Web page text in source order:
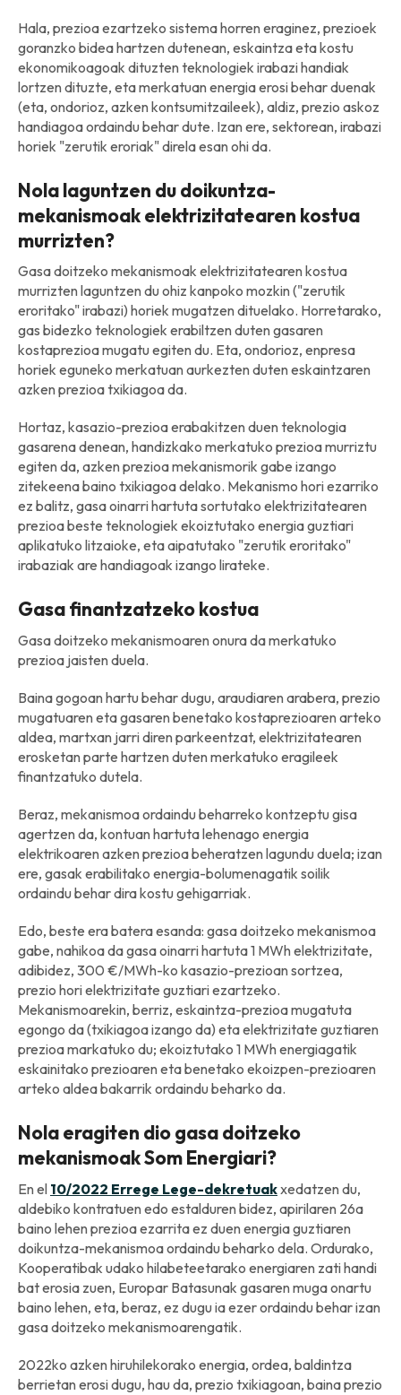
Hala, prezioa ezartzeko sistema horren eraginez, prezioek
goranzko bidea hartzen dutenean, eskaintza eta kostu
ekonomikoagoak dituzten teknologiek irabazi handiak
lortzen dituzte, eta merkatuan energia erosi behar duenak
(eta, ondorioz, azken kontsumitzaileek), aldiz, prezio askoz
handiagoa ordaindu behar dute. Izan ere, sektorean, irabazi
horiek "zerutik eroriak" direla esan ohi da.
Nola laguntzen du doikuntza-
mekanismoak elektrizitatearen kostua
murrizten?
Gasa doitzeko mekanismoak elektrizitatearen kostua
murrizten laguntzen du ohiz kanpoko mozkin ("zerutik
eroritako" irabazi) horiek mugatzen dituelako. Horretarako,
gas bidezko teknologiek erabiltzen duten gasaren
kostaprezioa mugatu egiten du. Eta, ondorioz, enpresa
horiek eguneko merkatuan aurkezten duten eskaintzaren
azken prezioa txikiagoa da.
Hortaz, kasazio-prezioa erabakitzen duen teknologia
gasarena denean, handizkako merkatuko prezioa murriztu
egiten da, azken prezioa mekanismorik gabe izango
zitekeena baino txikiagoa delako. Mekanismo hori ezarriko
ez balitz, gasa oinarri hartuta sortutako elektrizitatearen
prezioa beste teknologiek ekoiztutako energia guztiari
aplikatuko litzaioke, eta aipatutako "zerutik eroritako"
irabaziak are handiagoak izango lirateke.
Gasa finantzatzeko kostua
Gasa doitzeko mekanismoaren onura da merkatuko
prezioa jaisten duela.
Baina gogoan hartu behar dugu, araudiaren arabera, prezio
mugatuaren eta gasaren benetako kostaprezioaren arteko
aldea, martxan jarri diren parkeentzat, elektrizitatearen
erosketan parte hartzen duten merkatuko eragileek
finantzatuko dutela.
Beraz, mekanismoa ordaindu beharreko kontzeptu gisa
agertzen da, kontuan hartuta lehenago energia
elektrikoaren azken prezioa beheratzen lagundu duela; izan
ere, gasak erabilitako energia-bolumenagatik soilik
ordaindu behar dira kostu gehigarriak.
Edo, beste era batera esanda: gasa doitzeko mekanismoa
gabe, nahikoa da gasa oinarri hartuta 1 MWh elektrizitate,
adibidez, 300 €/MWh-ko kasazio-prezioan sortzea,
prezio hori elektrizitate guztiari ezartzeko.
Mekanismoarekin, berriz, eskaintza-prezioa mugatuta
egongo da (txikiagoa izango da) eta elektrizitate guztiaren
prezioa markatuko du; ekoiztutako 1 MWh energiagatik
eskainitako prezioaren eta benetako ekoizpen-prezioaren
arteko aldea bakarrik ordaindu beharko da.
Nola eragiten dio gasa doitzeko
mekanismoak Som Energiari?
En el 10/2022 Errege Lege-dekretuakxedatzen du,
aldebiko kontratuen edo estalduren bidez, apirilaren 26a
baino lehen prezioa ezarrita ez duen energia guztiaren
doikuntza-mekanismoa ordaindu beharko dela. Ordurako,
Kooperatibak udako hilabeteetarako energiaren zati handi
bat erosia zuen, Europar Batasunak gasaren muga onartu
baino lehen, eta, beraz, ez dugu ia ezer ordaindu behar izan
gasa doitzeko mekanismoarengatik.
2022ko azken hiruhilekorako energia, ordea, baldintza
berrietan erosi dugu, hau da, prezio txikiagoan, baina prezio